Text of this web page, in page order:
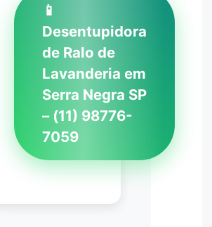
📱
Desentupidora
de Ralo de
Lavanderia em
Serra Negra SP
– (11) 98776-
7059